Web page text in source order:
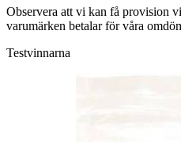
Observera att vi kan få provision
varumärken betalar för våra
Testvinnarna